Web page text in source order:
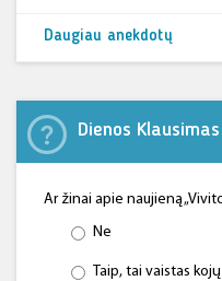
Daugiau anekdotų
Dienos Klausimas
Ar žinai apie naujieną
Ne
Taip, tai vaistas